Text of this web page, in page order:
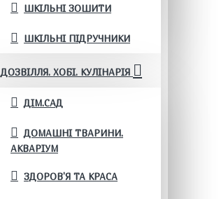
ШКІЛЬНІ ЗОШИТИ
ШКІЛЬНІ ПІДРУЧНИКИ
ДОЗВІЛЛЯ. ХОБІ. КУЛІНАРІЯ
ДІМ.САД
ДОМАШНІ ТВАРИНИ.
АКВАРІУМ
ЗДОРОВ'Я ТА КРАСА